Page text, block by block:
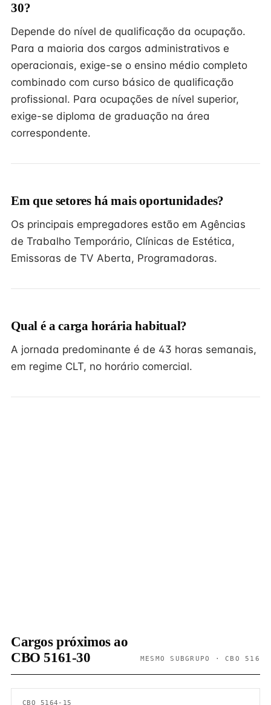
30?
Depende do nível de qualificação da ocupação.
Para a maioria dos cargos administrativos e
operacionais, exige-se o ensino médio completo
combinado com curso básico de qualificação
profissional. Para ocupações de nível superior,
exige-se diploma de graduação na área
correspondente.
Em que setores há mais oportunidades?
Os principais empregadores estão em Agências
de Trabalho Temporário, Clínicas de Estética,
Emissoras de TV Aberta, Programadoras.
Qual é a carga horária habitual?
A jornada predominante é de 43 horas semanais,
em regime CLT, no horário comercial.
Cargos próximos ao
CBO 5161-30
MESMO SUBGRUPO · CBO 516
CBO 5164-15